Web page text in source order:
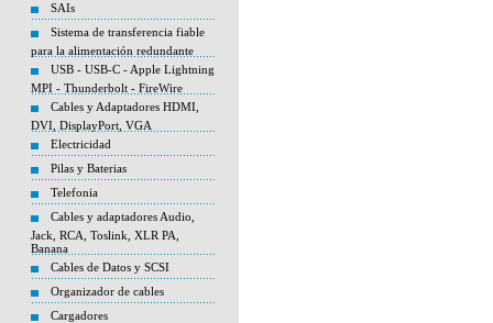
SAIs
Sistema de transferencia fiable
para la alimentación redundante
USB - USB-C - Apple Lightning
MPI - Thunderbolt - FireWire
Cables y Adaptadores HDMI,
DVI, DisplayPort, VGA
Electricidad
Pilas y Baterias
Telefonia
Cables y adaptadores Audio,
Jack, RCA, Toslink, XLR PA,
Banana
Cables de Datos y SCSI
Organizador de cables
Cargadores